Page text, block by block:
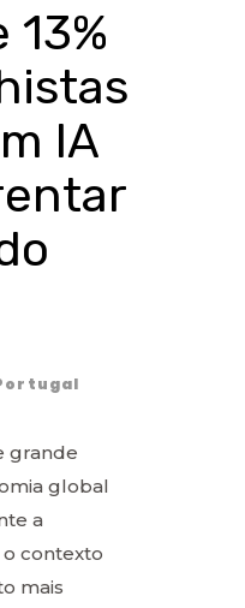
13%
IA
grande
global
a
contexto
mais